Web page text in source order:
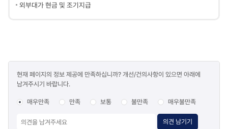
외부대가 현금 및 조기지급
만족도
조사
현재 페이지의 정보 제공에 만족하십니까? 개선/건의사항이 있으면 아래에
남겨주시기 바랍니다.
매우만족 만족 보통 불만족 매우불만족
의견 남기기